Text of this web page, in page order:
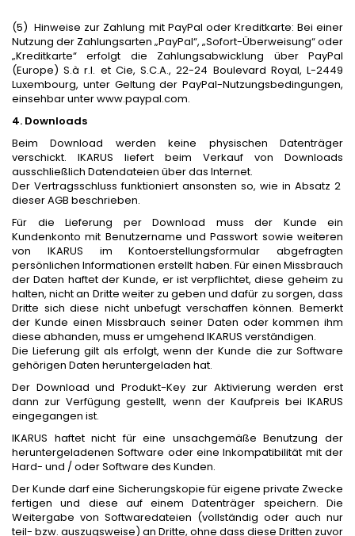
(5) Hinweise zur Zahlung mit PayPal oder Kreditkarte: Bei einer
Nutzung der Zahlungsarten „PayPal“, „Sofort-Überweisung“ oder
„Kreditkarte“ erfolgt die Zahlungsabwicklung über PayPal
(Europe) S.à r.l. et Cie, S.C.A., 22-24 Boulevard Royal, L-2449
Luxembourg, unter Geltung der PayPal-Nutzungsbedingungen,
einsehbar unter www.paypal.com.
4. Downloads
Beim Download werden keine physischen Datenträger
verschickt. IKARUS liefert beim Verkauf von Downloads
ausschließlich Datendateien über das Internet.
Der Vertragsschluss funktioniert ansonsten so, wie in Absatz 2
dieser AGB beschrieben.
Für die Lieferung per Download muss der Kunde ein
Kundenkonto mit Benutzername und Passwort sowie weiteren
von IKARUS im Kontoerstellungsformular abgefragten
persönlichen Informationen erstellt haben. Für einen Missbrauch
der Daten haftet der Kunde, er ist verpflichtet, diese geheim zu
halten, nicht an Dritte weiter zu geben und dafür zu sorgen, dass
Dritte sich diese nicht unbefugt verschaffen können. Bemerkt
der Kunde einen Missbrauch seiner Daten oder kommen ihm
diese abhanden, muss er umgehend IKARUS verständigen.
Die Lieferung gilt als erfolgt, wenn der Kunde die zur Software
gehörigen Daten heruntergeladen hat.
Der Download und Produkt-Key zur Aktivierung werden erst
dann zur Verfügung gestellt, wenn der Kaufpreis bei IKARUS
eingegangen ist.
IKARUS haftet nicht für eine unsachgemäße Benutzung der
heruntergeladenen Software oder eine Inkompatibilität mit der
Hard- und / oder Software des Kunden.
Der Kunde darf eine Sicherungskopie für eigene private Zwecke
fertigen und diese auf einem Datenträger speichern. Die
Weitergabe von Softwaredateien (vollständig oder auch nur
teil- bzw. auszugsweise) an Dritte, ohne dass diese Dritten zuvor